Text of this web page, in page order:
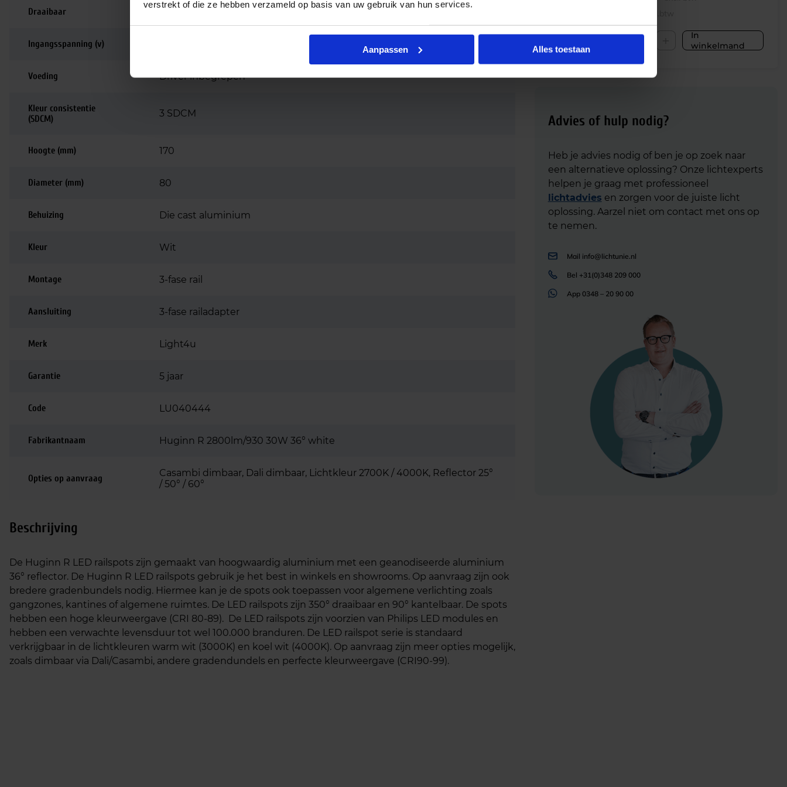
verstrekt of die ze hebben verzameld op basis van uw gebruik van hun services.
Aanpassen Alles toestaan
Draaibaar
Ingangsspanning (v)
Voeding Driver inbegrepen
Kleur consistentie
(SDCM)
3 SDCM
Hoogte (mm) 170
Diameter (mm) 80
Behuizing Die cast aluminium
Kleur Wit
Montage 3-fase rail
Aansluiting 3-fase railadapter
Merk Light4u
Garantie 5 jaar
Code LU040444
Fabrikantnaam Huginn R 2800lm/930 30W 36° white
Opties op aanvraag
Casambi dimbaar, Dali dimbaar, Lichtkleur 2700K / 4000K, Reflector 25°
/ 50° / 60°
Beschrijving
De Huginn R LED railspots zijn gemaakt van hoogwaardig aluminium met een geanodiseerde aluminium
36° reflector. De Huginn R LED railspots gebruik je het best in winkels en showrooms. Op aanvraag zijn ook
bredere gradenbundels nodig. Hiermee kan je de spots ook toepassen voor algemene verlichting zoals
gangzones, kantines of algemene ruimtes. De LED railspots zijn 350° draaibaar en 90° kantelbaar. De spots
hebben een hoge kleurweergave (CRI 80-89). De LED railspots zijn voorzien van Philips LED modules en
hebben een verwachte levensduur tot wel 100.000 branduren. De LED railspot serie is standaard
verkrijgbaar in de lichtkleuren warm wit (3000K) en koel wit (4000K). Op aanvraag zijn meer opties mogelijk,
zoals dimbaar via Dali/Casambi, andere gradendundels en perfecte kleurweergave (CRI90-99).
-
In
winkelmand
Advies of hulp nodig?
Heb je advies nodig of ben je op zoek naar
een alternatieve oplossing? Onze lichtexperts
helpen je graag met professioneel
lichtadvies en zorgen voor de juiste licht
oplossing. Aarzel niet om contact met ons op
te nemen.
Mail info@lichtunie.nl
Bel +31(0)348 209 000
App 0348 – 20 90 00